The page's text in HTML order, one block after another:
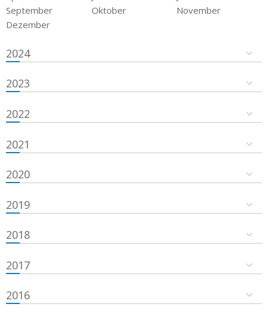
September
Oktober
November
Dezember
2024
2023
2022
2021
2020
2019
2018
2017
2016